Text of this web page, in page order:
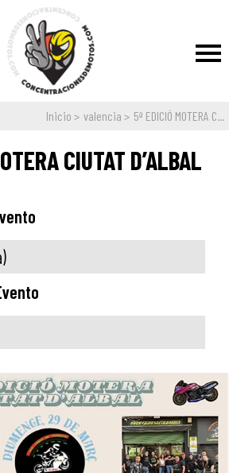
Inicio valencia 5ª EDICIÓ MOTERA C...
CIUTAT D’ALBAL